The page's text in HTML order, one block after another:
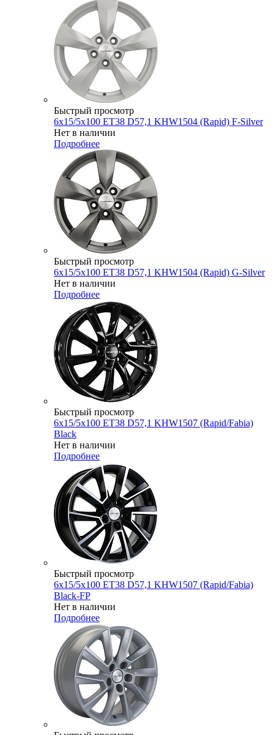
Быстрый просмотр
6x15/5x100 ET38 D57,1 KHW1504 (Rapid) F-Silver
Нет в наличии
Подробнее
Быстрый просмотр
6x15/5x100 ET38 D57,1 KHW1504 (Rapid) G-Silver
Нет в наличии
Подробнее
Быстрый просмотр
6x15/5x100 ET38 D57,1 KHW1507 (Rapid/Fabia)
Black
Нет в наличии
Подробнее
Быстрый просмотр
6x15/5x100 ET38 D57,1 KHW1507 (Rapid/Fabia)
Black-FP
Нет в наличии
Подробнее